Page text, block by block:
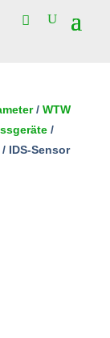
/ WTW
/
/ IDS-Sensor